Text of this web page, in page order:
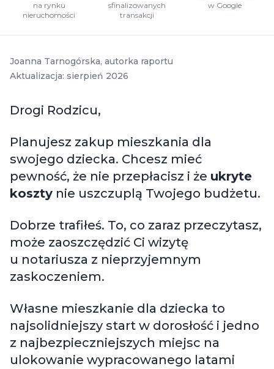
na rynku
nieruchomości
sfinalizowanych
transakcji
w Google
List od autorki raportu - Joanna Tarnogórska o
Joanna Tarnogórska, autorka raportu
Aktualizacja: sierpień 2026
Drogi Rodzicu,
Planujesz zakup mieszkania dla
swojego dziecka. Chcesz mieć
pewność, że nie przepłacisz i że ukryte
koszty nie uszczuplą Twojego budżetu.
Dobrze trafiłeś. To, co zaraz przeczytasz,
może zaoszczędzić Ci wizytę
u notariusza z nieprzyjemnym
zaskoczeniem.
Własne mieszkanie dla dziecka to
najsolidniejszy start w dorosłość i jedno
z najbezpieczniejszych miejsc na
ulokowanie wypracowanego latami